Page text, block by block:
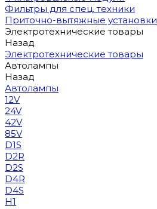
Фильтры для спец. техники
Приточно-вытяжные установки
Электротехнические товары
Назад
Электротехнические товары
Автолампы
Назад
Автолампы
12V
24V
42V
85V
D1S
D2R
D2S
D4R
D4S
H1